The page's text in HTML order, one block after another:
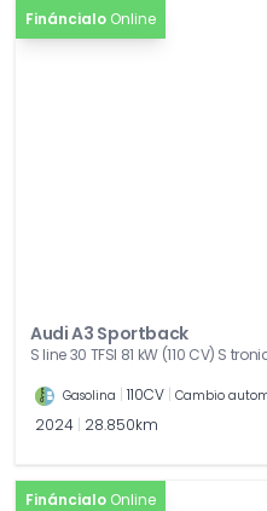
Fináncialo Online
Audi A3 Sportback
S line 30 TFSI 81 kW (110 CV) S
Gasolina 110CV Cambio
2024 28.850km
Fináncialo Online